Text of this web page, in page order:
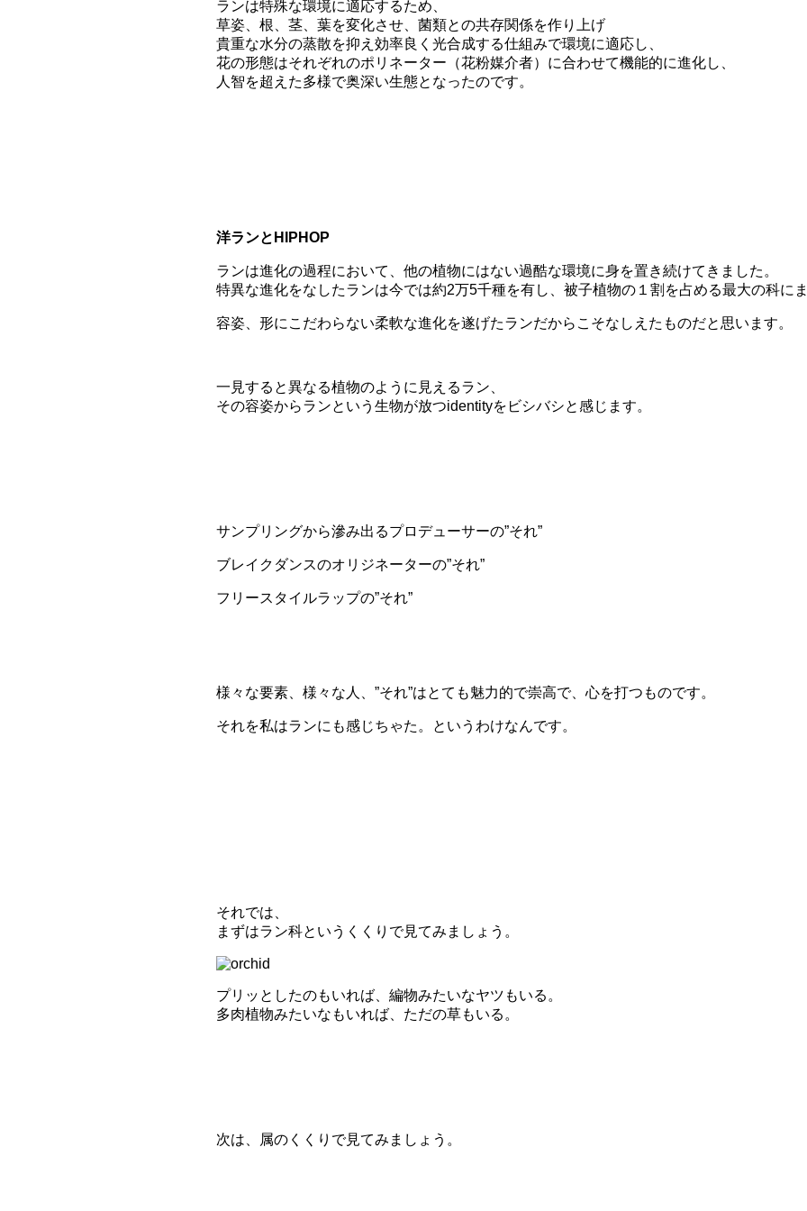
ランは特殊な環境に適応するため、
草姿、根、茎、葉を変化させ、菌類との共存関係を作り上げ
貴重な水分の蒸散を抑え効率良く光合成する仕組みで環境に適応し、
花の形態はそれぞれのポリネーター（花粉媒介者）に合わせて機能的に進化し、
人智を超えた多様で奥深い生態となったのです。
洋ランとHIPHOP
ランは進化の過程において、他の植物にはない過酷な環境に身を置き続けてきました。
特異な進化をなしたランは今では約2万5千種を有し、被子植物の１割を占める最大の科に
容姿、形にこだわらない柔軟な進化を遂げたランだからこそなしえたものだと思います。
一見すると異なる植物のように見えるラン、
その容姿からランという生物が放つidentityをビシバシと感じます。
サンプリングから滲み出るプロデューサーの”それ”
ブレイクダンスのオリジネーターの”それ”
フリースタイルラップの”それ”
様々な要素、様々な人、”それ”はとても魅力的で崇高で、心を打つものです。
それを私はランにも感じちゃた。というわけなんです。
それでは、
まずはラン科というくくりで見てみましょう。
プリッとしたのもいれば、編物みたいなヤツもいる。
多肉植物みたいなもいれば、ただの草もいる。
次は、属のくくりで見てみましょう。